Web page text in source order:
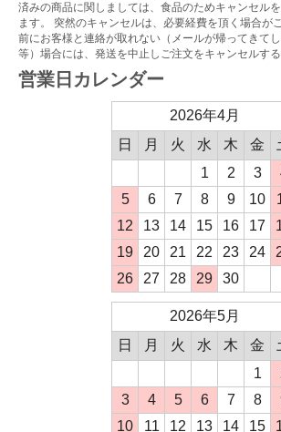
済みの商品に関しましては、食品のためキャンセル
ます。 突然のキャンセルは、必要経費を頂く場合が
前にお客様と連絡が取れない（メールが帰ってきて
等）場合には、発送を中止しご注文をキャンセルする
営業日カレンダー
2026年4月
日
月 火 水 木 金
1
2 3
5
6 7 8 9 10
12
13 14 15 16 17
19
20 21 22 23 24
26
27 28 29 30
2026年5月
日
月 火 水 木 金
1
3
4 5 6 7 8
10
11 12 13 14 15